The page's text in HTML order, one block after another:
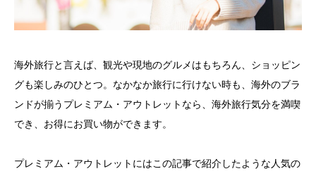
海外旅行と言えば、観光や現地のグルメはもちろん、ショッピン
グも楽しみのひとつ。なかなか旅行に行けない時も、海外のブラ
ンドが揃うプレミアム・アウトレットなら、海外旅行気分を満喫
でき、お得にお買い物ができます。
プレミアム・アウトレットにはこの記事で紹介したような人気の